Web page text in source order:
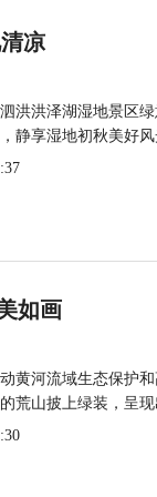
凉
洪洪泽湖湿地景区
静享湿地初秋美好
如画
黄河流域生态保护
荒山披上绿装，呈